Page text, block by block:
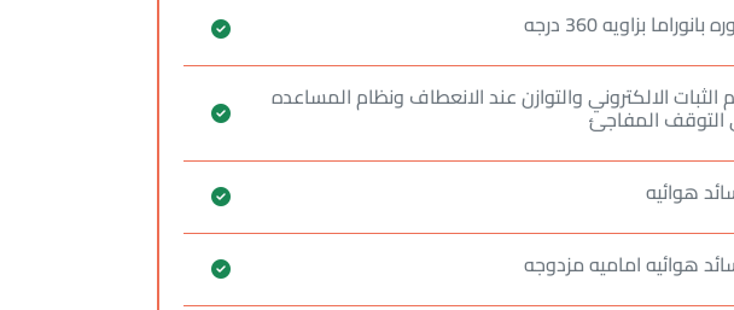
بانوراما بزاويه 360 درجه
الثبات الالكتروني والتوازن عند الانعطاف ونظام المساعده
التوقف المفاجئ
هوائيه
هوائيه اماميه مزدوجه